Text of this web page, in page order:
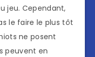
jeu. Cependant,
le faire le plus tôt
ne posent
peuvent en